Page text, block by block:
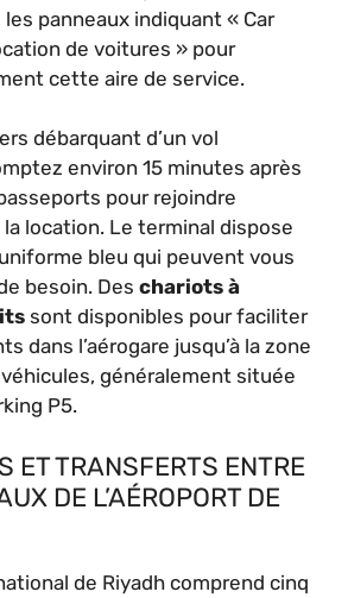
panneaux indiquant « Car
de voitures » pour
cette aire de service.
débarquant d’un vol
environ 15 minutes après
pour rejoindre
la location. Le terminal dispose
bleu qui peuvent vous
besoin. Des chariots à
sont disponibles pour faciliter
dans l’aérogare jusqu’à la zone
généralement située
P5.
ET TRANSFERTS ENTRE
DE L’AÉROPORT DE
de Riyadh comprend cinq